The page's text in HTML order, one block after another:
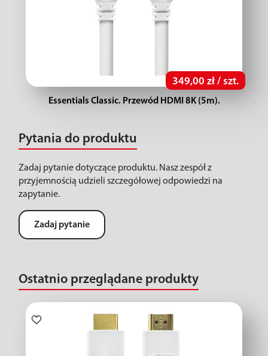
349,00 zł / szt.
Essentials Classic. Przewód HDMI 8K (5m).
Pytania do produktu
Zadaj pytanie dotyczące produktu. Nasz zespół z
przyjemnością udzieli szczegółowej odpowiedzi na
zapytanie.
Zadaj pytanie
Ostatnio przeglądane produkty